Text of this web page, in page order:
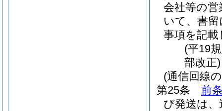
会社等の
いて、書
事項を記
(平19
部改正)
(通信回線
第25条
前
び発送は